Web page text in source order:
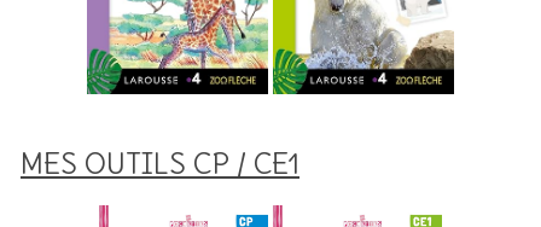
MES OUTILS CP / CE1